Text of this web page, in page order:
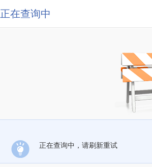
正在查询中
正在查询中，请刷新重试